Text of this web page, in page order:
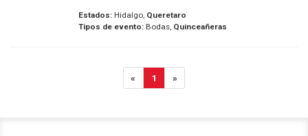
Estados:Hidalgo, Queretaro
Tipos de evento:Bodas, Quinceañeras
« 1 »